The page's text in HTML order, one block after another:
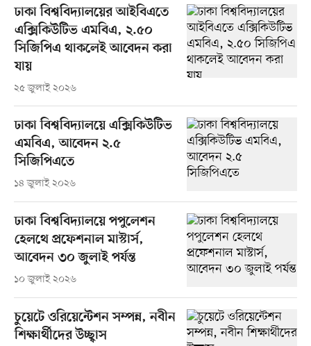
ঢাকা বিশ্ববিদ্যালয়ের আইবিএতে
এক্সিকিউটিভ এমবিএ, ২.৫০
সিজিপিএ থাকলেই আবেদন করা
যায়
২৫ জুলাই ২০২৬
ঢাকা বিশ্ববিদ্যালয়ে এক্সিকিউটিভ
এমবিএ, আবেদন ২.৫
সিজিপিএতে
১৪ জুলাই ২০২৬
ঢাকা বিশ্ববিদ্যালয়ে পপুলেশন
হেলথে প্রফেশনাল মাস্টার্স,
আবেদন ৩০ জুলাই পর্যন্ত
১০ জুলাই ২০২৬
চুয়েটে ওরিয়েন্টেশন সম্পন্ন, নবীন
শিক্ষার্থীদের উচ্ছ্বাস